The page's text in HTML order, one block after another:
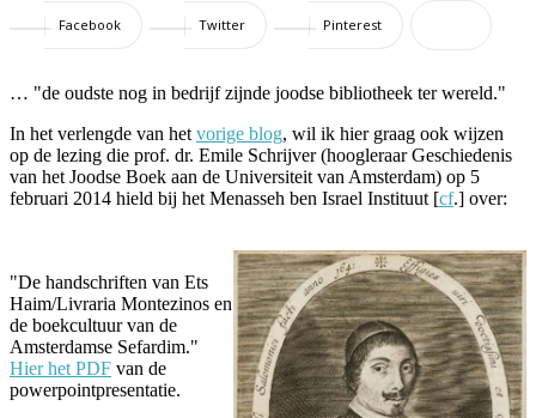
Facebook Twitter Pinterest
… "de oudste nog in bedrijf zijnde joodse bibliotheek ter wereld."
In het verlengde van het vorige blog, wil ik hier graag ook wijzen
op de lezing die prof. dr. Emile Schrijver (hoogleraar Geschiedenis
van het Joodse Boek aan de Universiteit van Amsterdam) op 5
februari 2014 hield bij het Menasseh ben Israel Instituut [cf.] over:
"De handschriften van Ets
Haim/Livraria Montezinos en
de boekcultuur van de
Amsterdamse Sefardim."
Hier het PDF van de
powerpointpresentatie.